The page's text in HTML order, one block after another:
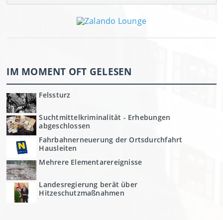
IM MOMENT OFT GELESEN
Felssturz
Suchtmittelkriminalität - Erhebungen
abgeschlossen
Fahrbahnerneuerung der Ortsdurchfahrt
Hausleiten
Mehrere Elementarereignisse
Landesregierung berät über
Hitzeschutzmaßnahmen